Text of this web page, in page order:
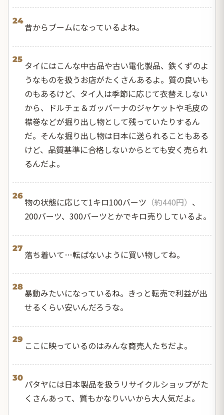
24
昔からブームになっているよね。
25
タイにはこんな中古品や古い電化製品、鉄くずのよ
うなものを扱うお店がたくさんあるよ。質の良いも
のもあるけど、タイ人は季節に応じて衣替えしない
から、ドルチェ＆ガッバーナのジャケットや毛皮の
襟巻などが掘り出し物として残っていたりするん
だ。そんな掘り出し物は日本に送られることもある
けど、品質基準に合格しないからとても安く売られ
るんだよ。
26
物の状態に応じて1キロ100バーツ （約440円） 、
200バーツ、300バーツとかでキロ売りしているよ。
27
落ち着いて…転ばないように買い物してね。
28
暴動みたいになっているね。きっと転売で利益が出
せるくらい安いんだろうな。
29
ここに映っているのはみんな商売人たちだよ。
30
パタヤには日本製品を扱うリサイクルショップがた
くさんあって、質もかなりいいから大人気だよ。